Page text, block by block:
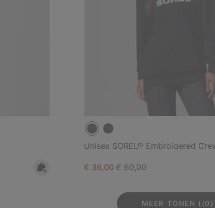
Unisex SOREL® Embroidered
Sale price:
€ 36,00Regular price:
€ 60,00
MEER TONEN